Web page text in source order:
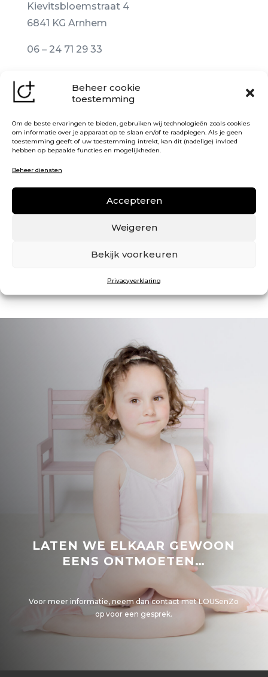
Beheer cookie
toestemming
Om de beste ervaringen te bieden, gebruiken wij technologieën zoals cookies
om informatie over je apparaat op te slaan en/of te raadplegen. Als je geen
toestemming geeft of uw toestemming intrekt, kan dit (nadelige) invloed
hebben op bepaalde functies en mogelijkheden.
Beheer diensten
Accepteren
Weigeren
Bekijk voorkeuren
Privacyverklaring
Kievitsbloemstraat 4
6841 KG Arnhem
06 – 24 71 29 33
BTW|NL001851826B82
KvK
55867685
VOORWAARDEN
Algemene voorwaarden
Privacy verklaring
LATEN WE ELKAAR GEWOON
EENS ONTMOETEN…
Voor meer informatie, neem dan contact met LOUSenZo
op voor een gesprek.